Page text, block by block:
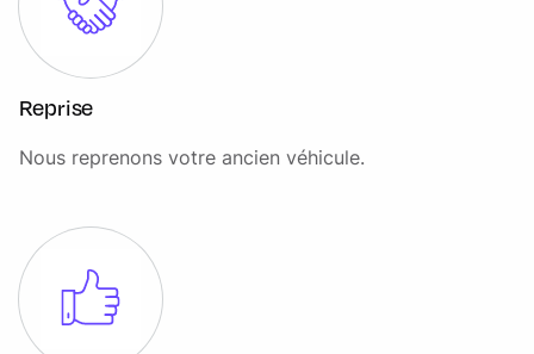
Reprise
Nous reprenons votre ancien véhicule.